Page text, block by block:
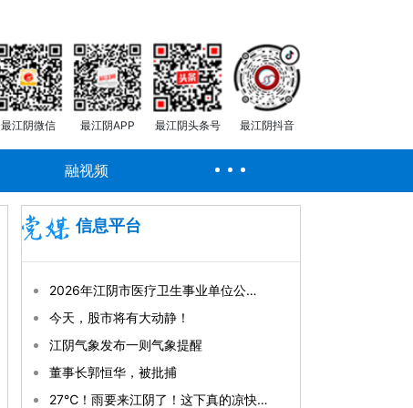
最江阴微信 最江阴APP 最江阴头条号 最江阴抖音
融视频
信息平台
2026年江阴市医疗卫生事业单位公开招聘事业编制工作人员拟聘用人员公示（第一批）
今天，股市将有大动静！
江阴气象发布一则气象提醒
董事长郭恒华，被批捕
27℃！雨要来江阴了！这下真的凉快了！